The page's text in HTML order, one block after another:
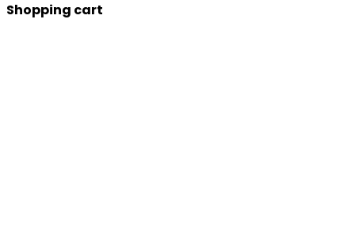
Shopping cart